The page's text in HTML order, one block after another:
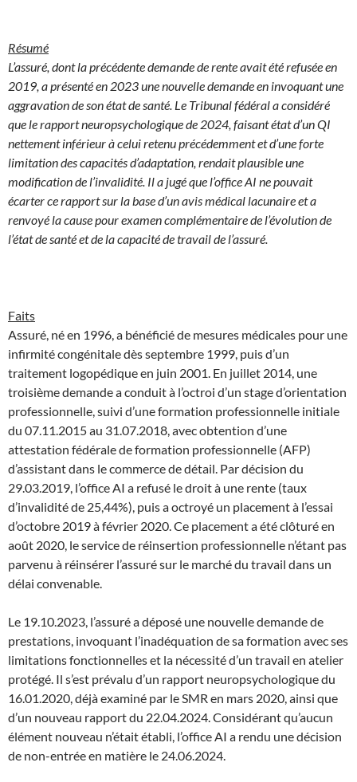
Résumé
L’assuré, dont la précédente demande de rente avait été refusée en
2019, a présenté en 2023 une nouvelle demande en invoquant une
aggravation de son état de santé. Le Tribunal fédéral a considéré
que le rapport neuropsychologique de 2024, faisant état d’un QI
nettement inférieur à celui retenu précédemment et d’une forte
limitation des capacités d’adaptation, rendait plausible une
modification de l’invalidité. Il a jugé que l’office AI ne pouvait
écarter ce rapport sur la base d’un avis médical lacunaire et a
renvoyé la cause pour examen complémentaire de l’évolution de
l’état de santé et de la capacité de travail de l’assuré.
Faits
Assuré, né en 1996, a bénéficié de mesures médicales pour une
infirmité congénitale dès septembre 1999, puis d’un
traitement logopédique en juin 2001. En juillet 2014, une
troisième demande a conduit à l’octroi d’un stage d’orientation
professionnelle, suivi d’une formation professionnelle initiale
du 07.11.2015 au 31.07.2018, avec obtention d’une
attestation fédérale de formation professionnelle (AFP)
d’assistant dans le commerce de détail. Par décision du
29.03.2019, l’office AI a refusé le droit à une rente (taux
d’invalidité de 25,44%), puis a octroyé un placement à l’essai
d’octobre 2019 à février 2020. Ce placement a été clôturé en
août 2020, le service de réinsertion professionnelle n’étant pas
parvenu à réinsérer l’assuré sur le marché du travail dans un
délai convenable.
Le 19.10.2023, l’assuré a déposé une nouvelle demande de
prestations, invoquant l’inadéquation de sa formation avec ses
limitations fonctionnelles et la nécessité d’un travail en atelier
protégé. Il s’est prévalu d’un rapport neuropsychologique du
16.01.2020, déjà examiné par le SMR en mars 2020, ainsi que
d’un nouveau rapport du 22.04.2024. Considérant qu’aucun
élément nouveau n’était établi, l’office AI a rendu une décision
de non-entrée en matière le 24.06.2024.